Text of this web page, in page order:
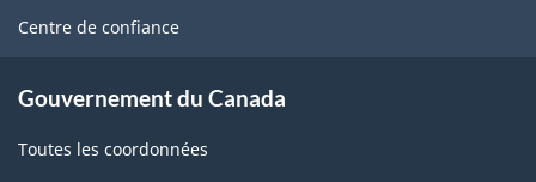
site
Centre de confiance
Gouvernement du Canada
Toutes les coordonnées